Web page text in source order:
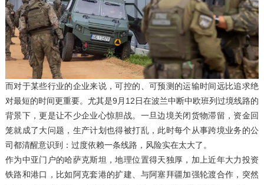
而对于某些行业的企业来说，可控的、可预测的运输时间远比追求绝
对最短的时间更重要。尤其是9月12日在波兰中断中欧班列过境线路的
背景下，更是让不少企业心惊胆战。一旦边境关闭货物滞留，资金回
笼就成了大问题，生产计划也得被打乱，此时每个从事跨境业务的公
司都清醒意识到：过度依赖一条线路，风险实在太大了。
作为中亚门户的哈萨克斯坦，地理位置得天独厚，加上近年大力投资
铁路和港口，比如阿克套港的扩建、与阿塞拜疆加强轮渡合作，突然